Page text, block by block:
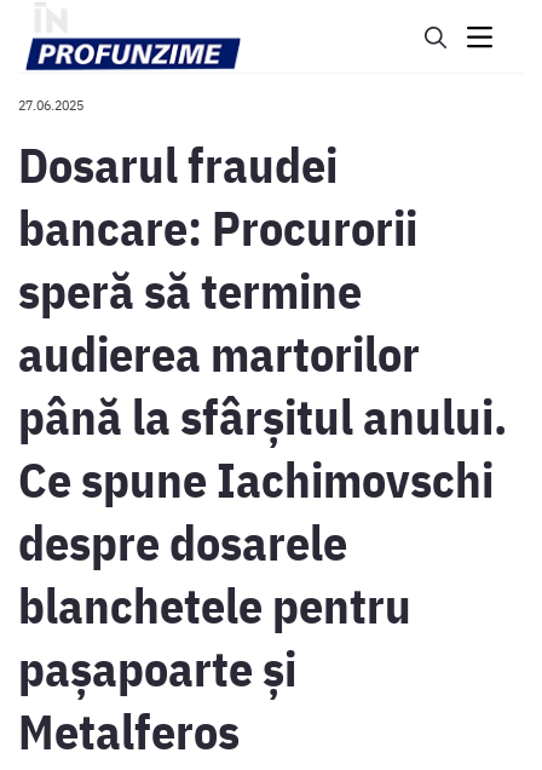
27.06.2025
Dosarul fraudei
bancare: Procurorii
speră să termine
audierea martorilor
până la sfârșitul anului.
Ce spune Iachimovschi
despre dosarele
blanchetele pentru
pașapoarte și
Metalferos